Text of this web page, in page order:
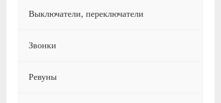
Выключатели, переключатели
Звонки
Ревуны